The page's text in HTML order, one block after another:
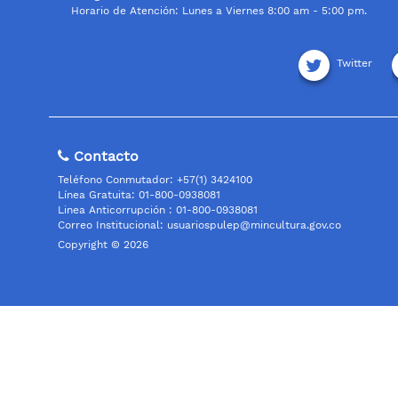
Horario de Atención: Lunes a Viernes 8:00 am - 5:00 pm.
Twitter
Contacto
Teléfono Conmutador: +57(1) 3424100
Línea Gratuita: 01-800-0938081
Linea Anticorrupción : 01-800-0938081
Correo Institucional: usuariospulep@mincultura.gov.co
Copyright © 2026